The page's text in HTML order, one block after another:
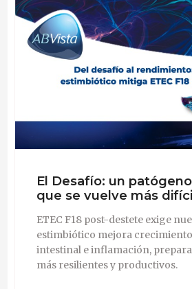
El Desafío: un
que se vuelve más
ETEC F18 post-destete exige
estimbiótico mejora
intestinal e inflamación,
más resilientes y productivos.